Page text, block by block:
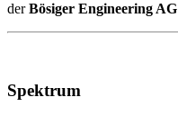
derBösiger Engineering AG
Spektrum